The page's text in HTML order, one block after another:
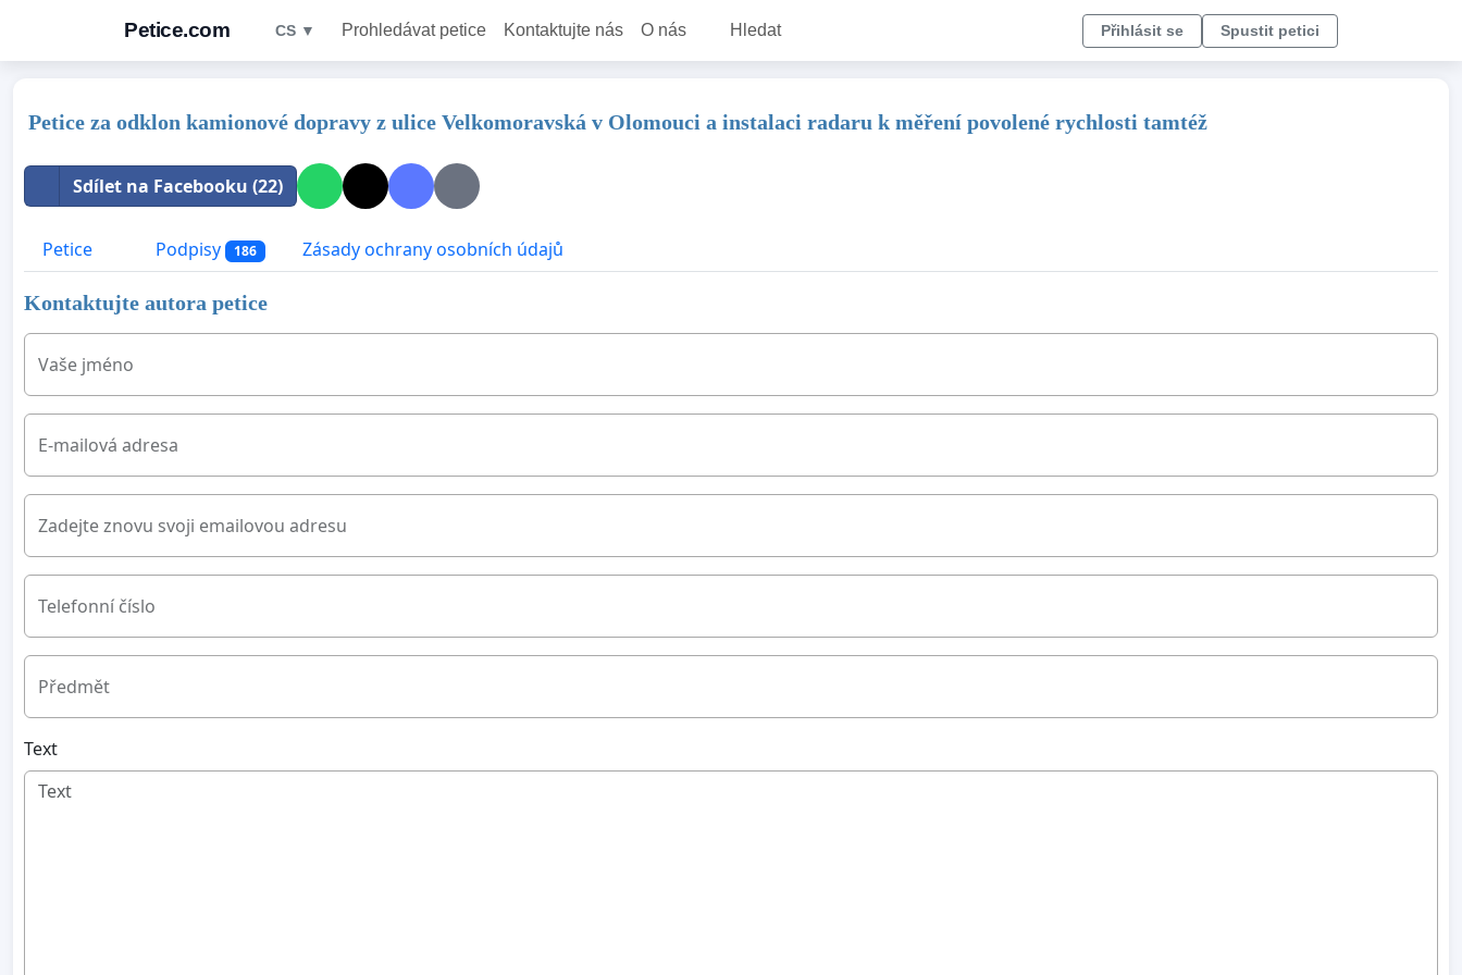
Petice.com CS ▼ Prohledávat petice Kontaktujte nás O nás Hledat Přihlásit se Spustit petici
Petice za odklon kamionové dopravy z ulice Velkomoravská v Olomouci a instalaci radaru k měření povolené rychlosti tamtéž
Sdílet na Facebooku (22)
Petice Podpisy 186 Zásady ochrany osobních údajů
Kontaktujte autora petice
Vaše jméno
E-mailová adresa
Zadejte znovu svoji emailovou adresu
Telefonní číslo
Předmět
Text